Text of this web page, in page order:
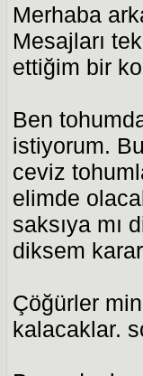
Merhaba
Mesajları
ettiğim bir
Ben
istiyorum.
ceviz
elimde
saksıya mı
diksem
Çöğürler
kalacaklar.